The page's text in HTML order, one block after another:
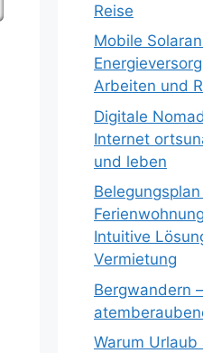
Reise
Mobile
Arbeiten und
Digitale
Internet
und leben
Intuitive
Vermietung
Bergwandern
Warum